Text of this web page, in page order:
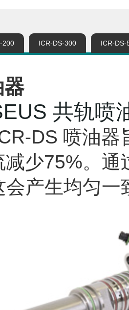
200 ICR-DS-300 ICR-DS-
共轨喷
DS 喷油器
减少75%。通
会产生均匀